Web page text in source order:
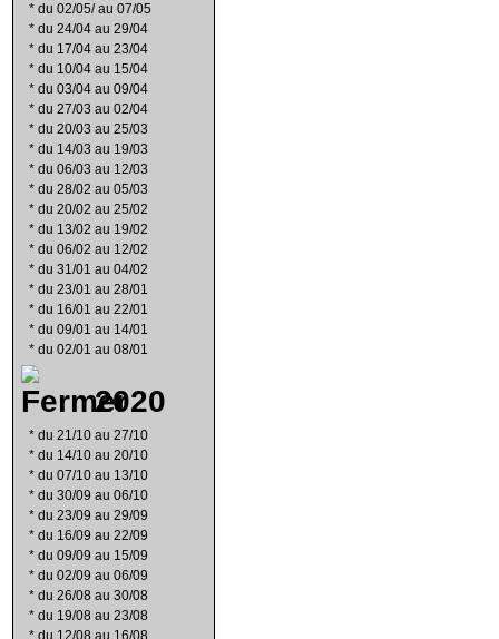
* du 02/05/ au 07/05
* du 24/04 au 29/04
* du 17/04 au 23/04
* du 10/04 au 15/04
* du 03/04 au 09/04
* du 27/03 au 02/04
* du 20/03 au 25/03
* du 14/03 au 19/03
* du 06/03 au 12/03
* du 28/02 au 05/03
* du 20/02 au 25/02
* du 13/02 au 19/02
* du 06/02 au 12/02
* du 31/01 au 04/02
* du 23/01 au 28/01
* du 16/01 au 22/01
* du 09/01 au 14/01
* du 02/01 au 08/01
2020
* du 21/10 au 27/10
* du 14/10 au 20/10
* du 07/10 au 13/10
* du 30/09 au 06/10
* du 23/09 au 29/09
* du 16/09 au 22/09
* du 09/09 au 15/09
* du 02/09 au 06/09
* du 26/08 au 30/08
* du 19/08 au 23/08
* du 12/08 au 16/08